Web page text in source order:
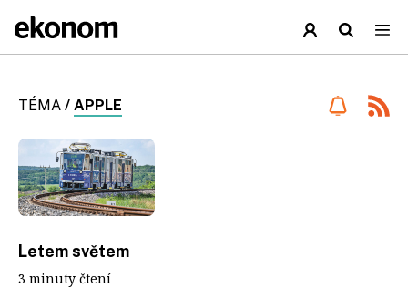
TÉMA / APPLE
Letem světem
3 minuty čtení